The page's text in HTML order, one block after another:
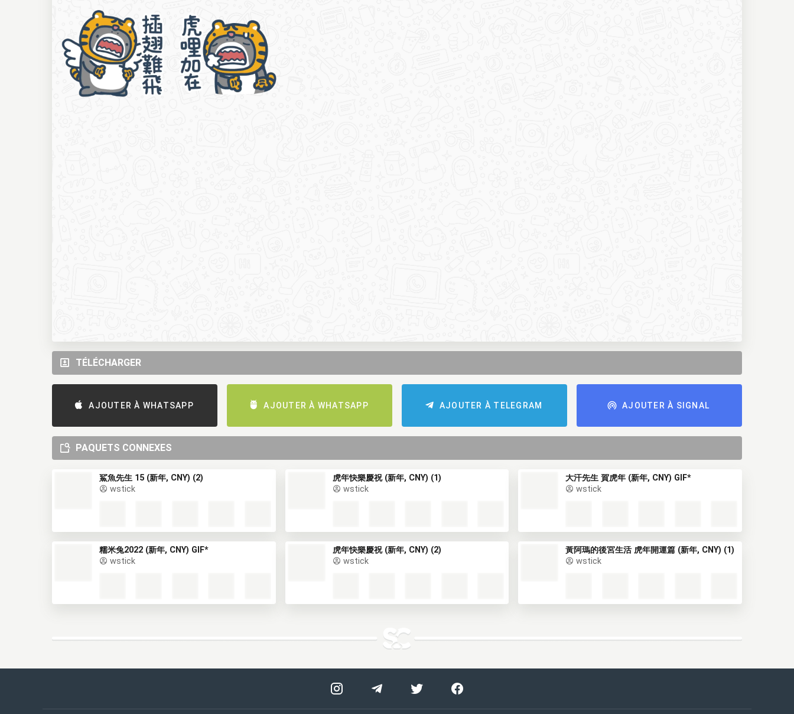
TÉLÉCHARGER
AJOUTER À WHATSAPP AJOUTER À WHATSAPP AJOUTER À TELEGRAM AJOUTER À SIGNAL
PAQUETS CONNEXES
鯊魚先生 15 (新年, CNY) (2)
wstick
虎年快樂慶祝 (新年, CNY) (1)
wstick
大汗先生 賀虎年 (新年, CNY) GIF*
wstick
糯米兔2022 (新年, CNY) GIF*
wstick
虎年快樂慶祝 (新年, CNY) (2)
wstick
黃阿瑪的後宮生活 虎年開運篇 (新年, CNY) (1)
wstick